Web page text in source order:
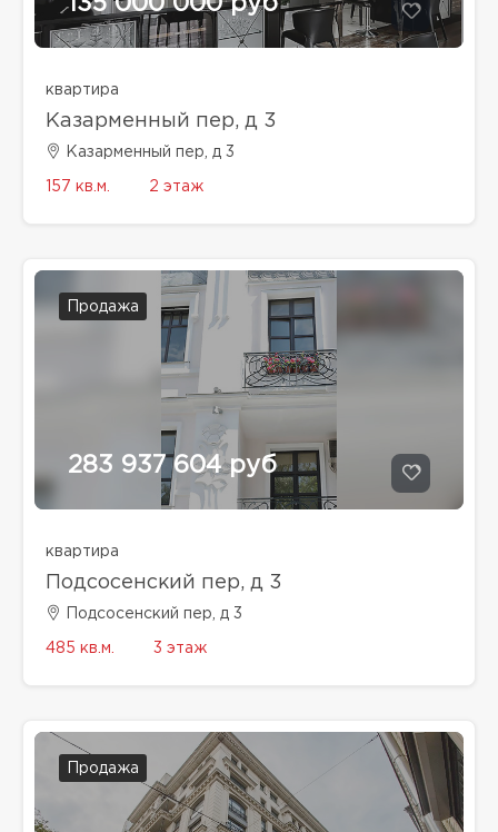
квартира
Казарменный пер, д 3
Казарменный пер, д 3
157 кв.м. 2 этаж
Продажа
283 937 604 руб
квартира
Подсосенский пер, д 3
Подсосенский пер, д 3
485 кв.м. 3 этаж
Продажа